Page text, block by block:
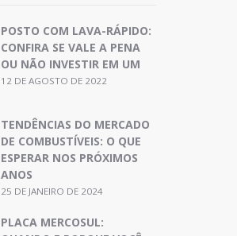
POSTO COM LAVA-RÁPIDO:
CONFIRA SE VALE A PENA
OU NÃO INVESTIR EM UM
12 DE AGOSTO DE 2022
TENDÊNCIAS DO MERCADO
DE COMBUSTÍVEIS: O QUE
ESPERAR NOS PRÓXIMOS
ANOS
25 DE JANEIRO DE 2024
PLACA MERCOSUL: